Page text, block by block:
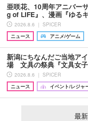
亜咲花、10周年アニバー
g of LIFE』、漫画『ゆ
2026.8.6 ｜ SPICER
ニュース
アニメ/ゲーム
新潟にちなんだご当地ア
場 文具の祭典『文具女
2026.8.6 ｜ SPICER
ニュース
イベント/レジャ
最